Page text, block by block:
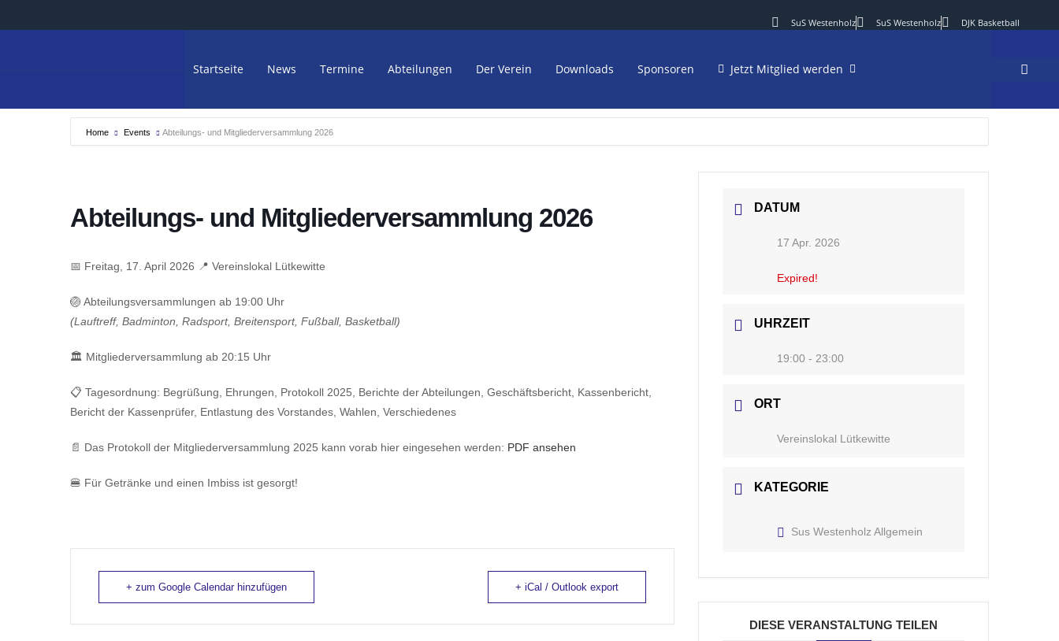
SuS Westenholz SuS Westenholz DJK Basketball
Startseite News Termine Abteilungen Der Verein Downloads Sponsoren Jetzt Mitglied werden
Home Events Abteilungs- und Mitgliederversammlung 2026
Abteilungs- und Mitgliederversammlung 2026
📅 Freitag, 17. April 2026 📍 Vereinslokal Lütkewitte
🏐 Abteilungsversammlungen ab 19:00 Uhr
(Lauftreff, Badminton, Radsport, Breitensport, Fußball, Basketball)
🏛️ Mitgliederversammlung ab 20:15 Uhr
📋 Tagesordnung: Begrüßung, Ehrungen, Protokoll 2025, Berichte der Abteilungen, Geschäftsbericht, Kassenbericht,
Bericht der Kassenprüfer, Entlastung des Vorstandes, Wahlen, Verschiedenes
📄 Das Protokoll der Mitgliederversammlung 2025 kann vorab hier eingesehen werden: PDF ansehen
🍔 Für Getränke und einen Imbiss ist gesorgt!
+ zum Google Calendar hinzufügen + iCal / Outlook export
DATUM
17 Apr. 2026
Expired!
UHRZEIT
19:00 - 23:00
ORT
Vereinslokal Lütkewitte
KATEGORIE
Sus Westenholz Allgemein
DIESE VERANSTALTUNG TEILEN